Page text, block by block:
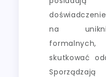
na
skutkować